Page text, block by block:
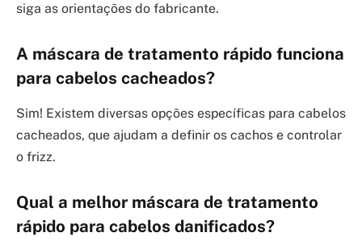
siga as orientações do fabricante.
A máscara de tratamento rápido funciona
para cabelos cacheados?
Sim! Existem diversas opções específicas para cabelos
cacheados, que ajudam a definir os cachos e controlar
o frizz.
Qual a melhor máscara de tratamento
rápido para cabelos danificados?